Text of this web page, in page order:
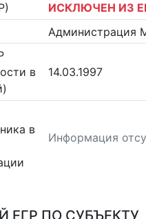
ИСКЛЮЧЕН ИЗ
Администрация
в
14.03.1997
в
Информация
ЕГР ПО СУБЪЕКТУ